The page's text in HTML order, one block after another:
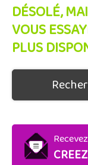
DÉSOLÉ,
VOUS
PLUS